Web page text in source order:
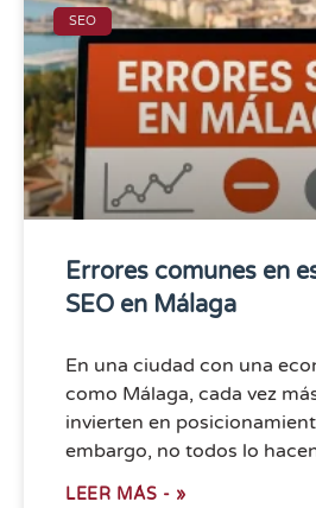
SEO
Errores comunes en
SEO en Málaga
En una ciudad con una
como Málaga, cada vez
invierten en
embargo, no todos lo
LEER MÁS - »